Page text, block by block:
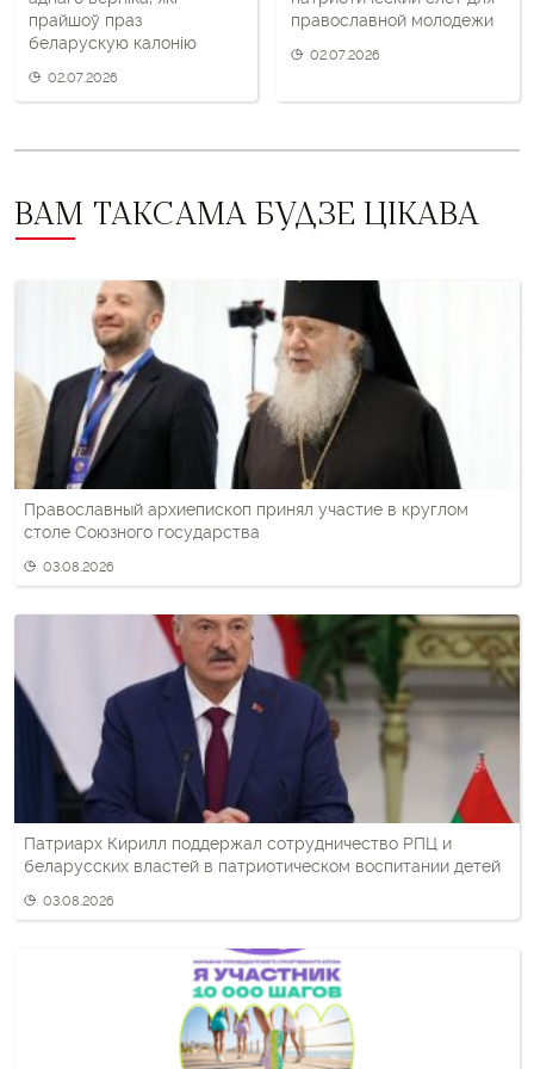
прайшоў праз
беларускую калонію
02.07.2026
православной молодежи
02.07.2026
ВАМ ТАКСАМА БУДЗЕ ЦІКАВА
Православный архиепископ принял участие в круглом
столе Союзного государства
03.08.2026
Патриарх Кирилл поддержал сотрудничество РПЦ и
беларусских властей в патриотическом воспитании детей
03.08.2026